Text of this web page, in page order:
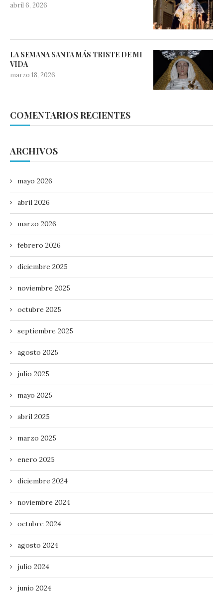
abril 6, 2026
LA SEMANA SANTA MÁS TRISTE DE MI
VIDA
marzo 18, 2026
COMENTARIOS RECIENTES
ARCHIVOS
mayo 2026
abril 2026
marzo 2026
febrero 2026
diciembre 2025
noviembre 2025
octubre 2025
septiembre 2025
agosto 2025
julio 2025
mayo 2025
abril 2025
marzo 2025
enero 2025
diciembre 2024
noviembre 2024
octubre 2024
agosto 2024
julio 2024
junio 2024